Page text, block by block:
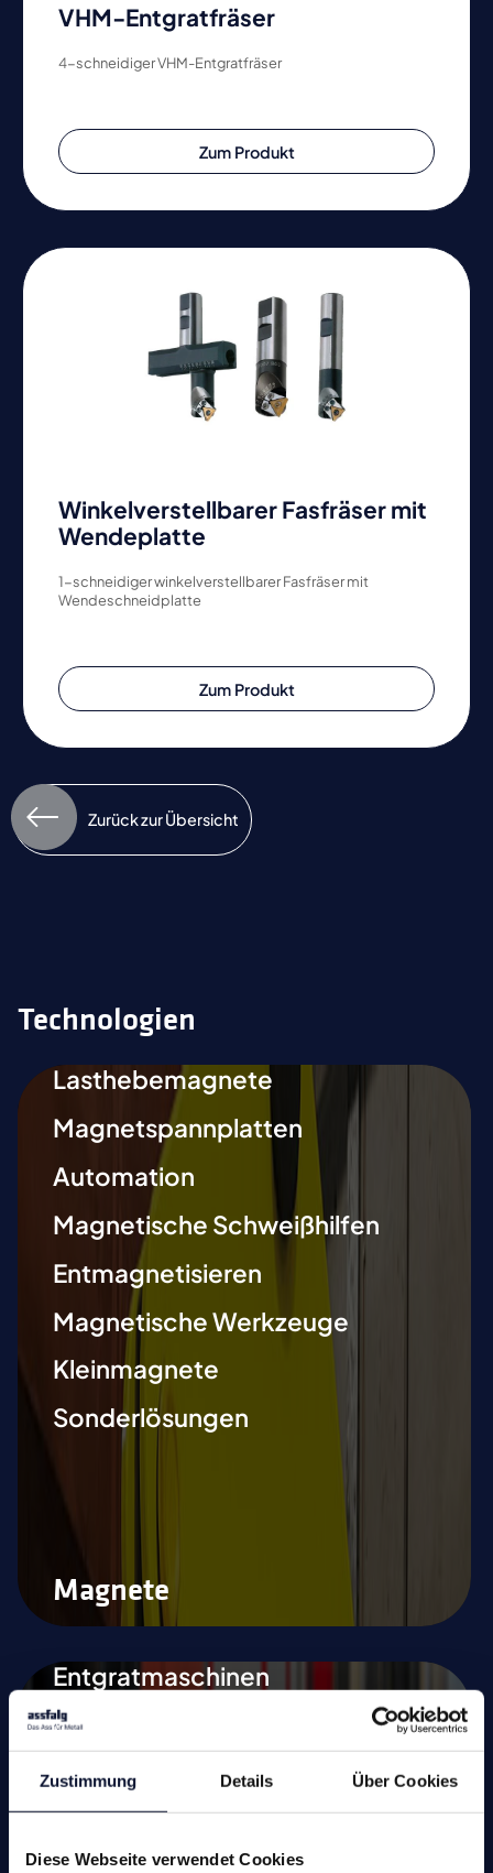
Zustimmung Details Über Cookies
Diese Webseite verwendet Cookies
VHM-Entgratfräser
4-schneidiger VHM-Entgratfräser
Zum Produkt
Winkelverstellbarer Fasfräser mit
Wendeplatte
1-schneidiger winkelverstellbarer Fasfräser mit
Wendeschneidplatte
Zum Produkt
Zurück zur Übersicht
Technologien
Lasthebemagnete
Magnetspannplatten
Automation
Magnetische Schweißhilfen
Entmagnetisieren
Magnetische Werkzeuge
Kleinmagnete
Sonderlösungen
Magnete
Entgratmaschinen
(undefinierte
Kantenbearbeitung)
Durchlaufentgratmaschine